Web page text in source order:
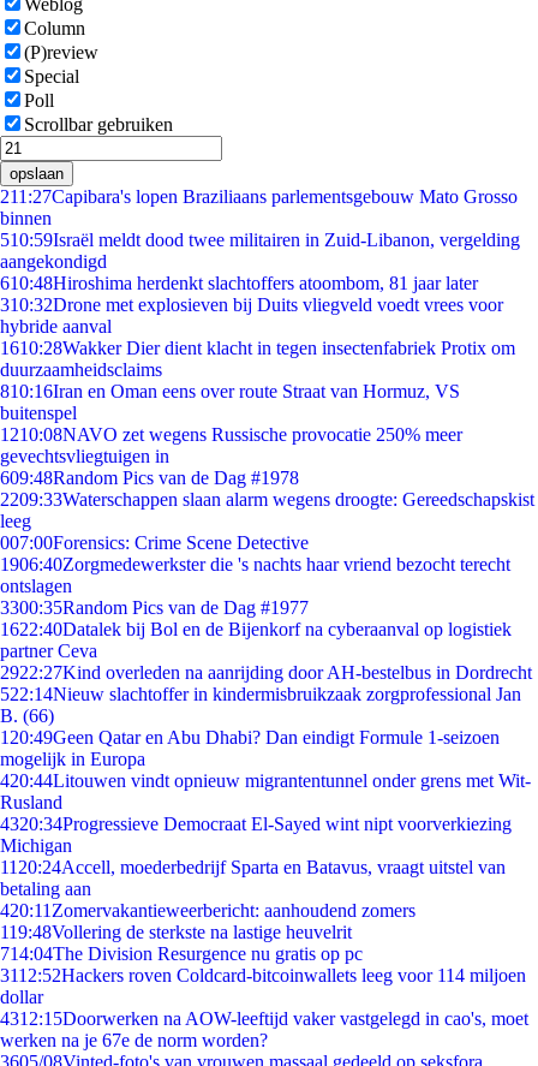
Weblog
Column
(P)review
Special
Poll
Scrollbar gebruiken
opslaan
211:27Capibara's lopen Braziliaans parlementsgebouw Mato Grosso
binnen
510:59Israël meldt dood twee militairen in Zuid-Libanon, vergelding
aangekondigd
610:48Hiroshima herdenkt slachtoffers atoombom, 81 jaar later
310:32Drone met explosieven bij Duits vliegveld voedt vrees voor
hybride aanval
1610:28Wakker Dier dient klacht in tegen insectenfabriek Protix om
duurzaamheidsclaims
810:16Iran en Oman eens over route Straat van Hormuz, VS
buitenspel
1210:08NAVO zet wegens Russische provocatie 250% meer
gevechtsvliegtuigen in
609:48Random Pics van de Dag #1978
2209:33Waterschappen slaan alarm wegens droogte: Gereedschapskist
leeg
007:00Forensics: Crime Scene Detective
1906:40Zorgmedewerkster die 's nachts haar vriend bezocht terecht
ontslagen
3300:35Random Pics van de Dag #1977
1622:40Datalek bij Bol en de Bijenkorf na cyberaanval op logistiek
partner Ceva
2922:27Kind overleden na aanrijding door AH-bestelbus in Dordrecht
522:14Nieuw slachtoffer in kindermisbruikzaak zorgprofessional Jan
B. (66)
1 20:49Geen Qatar en Abu Dhabi? Dan eindigt Formule 1-seizoen
mogelijk in Europa
420:44Litouwen vindt opnieuw migrantentunnel onder grens met Wit-
Rusland
4320:34Progressieve Democraat El-Sayed wint nipt voorverkiezing
Michigan
11 20:24Accell, moederbedrijf Sparta en Batavus, vraagt uitstel van
betaling aan
420:11 Zomervakantieweerbericht: aanhoudend zomers
119:48Vollering de sterkste na lastige heuvelrit
714:04The Division Resurgence nu gratis op pc
3112:52Hackers roven Coldcard-bitcoinwallets leeg voor 114 miljoen
dollar
4312:15Doorwerken na AOW-leeftijd vaker vastgelegd in cao's, moet
werken na je 67e de norm worden?
3605/08Vinted-foto's van vrouwen massaal gedeeld op seksfora